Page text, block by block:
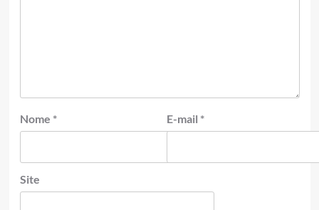
Nome * E-mail *
Site